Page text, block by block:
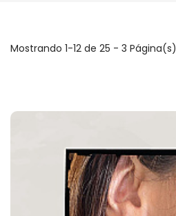
Mostrando 1-12 de 25 - 3 Página(s)